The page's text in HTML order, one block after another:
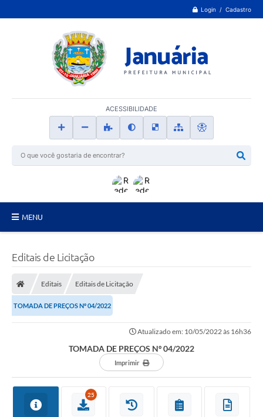
Login / Cadastro
ACESSIBILIDADE
MENU
Secretarias
Carta de Serviços
Editais de Licitação
Editais Editais de Licitação
TOMADA DE PREÇOS Nº 04/2022
Atualizado em: 10/05/2022 às 16h36
TOMADA DE PREÇOS Nº 04/2022
Imprimir
25